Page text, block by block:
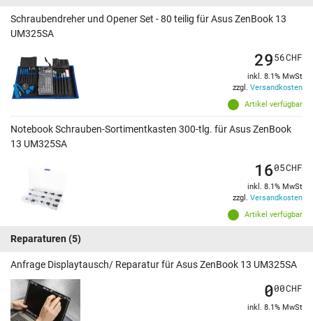
Schraubendreher und Opener Set - 80 teilig für Asus ZenBook 13
UM325SA
Artikel verfügbar
2956CHF
inkl. 8.1% MwSt
zzgl. Versandkosten
Notebook Schrauben-Sortimentkasten 300-tlg. für Asus ZenBook
13 UM325SA
Artikel verfügbar
1605CHF
inkl. 8.1% MwSt
zzgl. Versandkosten
Reparaturen (5)
Anfrage Displaytausch/ Reparatur für Asus ZenBook 13 UM325SA
000CHF
inkl. 8.1% MwSt